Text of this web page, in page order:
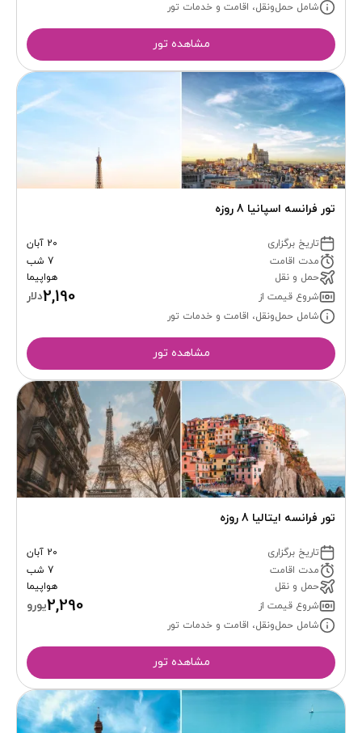
شامل حمل‌ونقل، اقامت و خدمات تور
مشاهده تور
تور فرانسه اسپانیا 8 روزه
تاریخ برگزاری
20 آبان
مدت اقامت
7 شب
حمل و نقل
هواپیما
شروع قیمت از
2,190دلار
شامل حمل‌ونقل، اقامت و خدمات تور
مشاهده تور
تور فرانسه ایتالیا 8 روزه
تاریخ برگزاری
20 آبان
مدت اقامت
7 شب
حمل و نقل
هواپیما
شروع قیمت از
2,290یورو
شامل حمل‌ونقل، اقامت و خدمات تور
مشاهده تور